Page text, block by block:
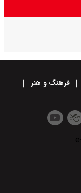
فرهنگ و هنر